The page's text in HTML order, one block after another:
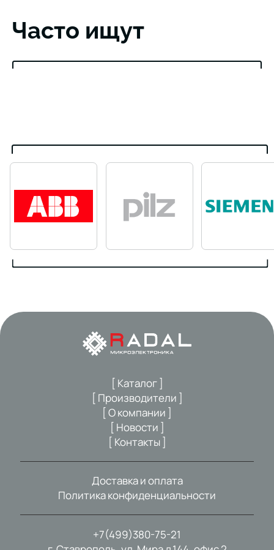
Часто ищут
+7(499)380-75-21
[ Каталог ]
[ Производители ]
[ О компании ]
[ Новости ]
[ Контакты ]
Доставка и оплата
Политика конфиденциальности